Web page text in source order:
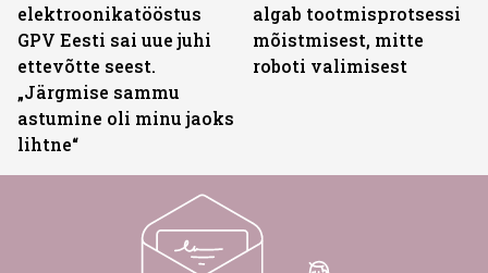
elektroonikatööstus
GPV Eesti sai uue juhi
ettevõtte seest.
„Järgmise sammu
astumine oli minu jaoks
lihtne“
algab tootmisprotsessi
mõistmisest, mitte
roboti valimisest